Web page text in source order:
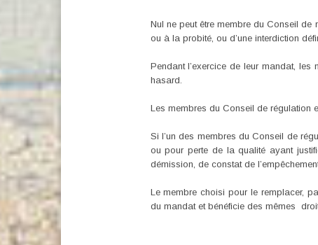
Nul ne peut être membre du Conseil de
ou à la probité, ou d’une interdiction
Pendant l’exercice de leur mandat,
hasard.
Les membres du Conseil de régulation
Si l’un des membres du Conseil de
ou pour perte de la qualité ayant
démission, de constat de
Le membre choisi pour le remplacer,
du mandat et bénéficie des mêmes